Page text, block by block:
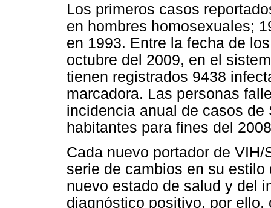
Los primeros casos
en hombres homosexuales;
en 1993. Entre la fecha de
octubre del 2009, en el
tienen registrados 9438
marcadora. Las personas
incidencia anual de casos de
habitantes para fines del
Cada nuevo portador de
serie de cambios en su
nuevo estado de salud y del
diagnóstico positivo, por